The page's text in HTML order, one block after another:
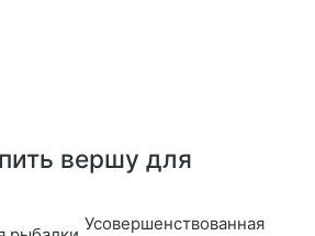
вершу для
Усовершенствованная